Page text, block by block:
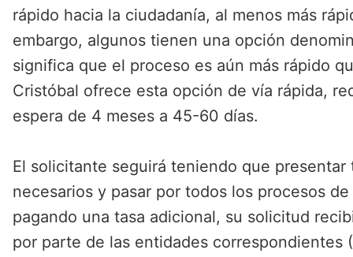
rápido hacia la ciudadanía, al menos más
embargo, algunos tienen una opción
significa que el proceso es aún más rápido
Cristóbal ofrece esta opción de vía rápida,
espera de 4 meses a 45-60 días.
El solicitante seguirá teniendo que
necesarios y pasar por todos los procesos
pagando una tasa adicional, su solicitud
por parte de las entidades correspondientes